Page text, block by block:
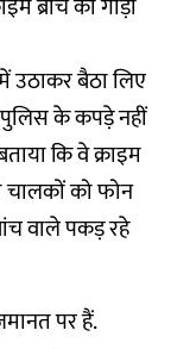
ब्रांच की गाड़ी
उठाकर बैठा लिए
के कपड़े नहीं
कि वे क्राइम
को फोन
वाले पकड़ रहे